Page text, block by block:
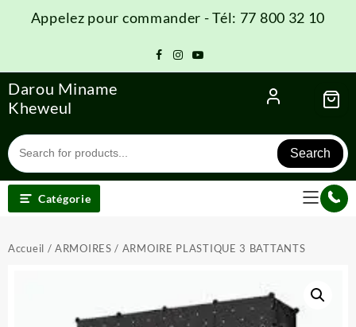
Appelez pour commander - Tél: 77 800 32 10
Darou Miname
Kheweul
Search
Catégorie
Accueil /ARMOIRES / ARMOIRE PLASTIQUE 3 BATTANTS